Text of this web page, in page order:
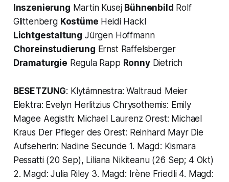
Inszenierung Martin Kusej Bühnenbild Rolf
Glittenberg Kostüme Heidi Hackl
Lichtgestaltung Jürgen Hoffmann
Choreinstudierung Ernst Raffelsberger
Dramaturgie Regula Rapp RonnyDietrich
BESETZUNG: Klytämnestra: Waltraud Meier
Elektra: Evelyn Herlitzius Chrysothemis: Emily
Magee Aegisth: Michael Laurenz Orest: Michael
Kraus Der Pfleger des Orest: Reinhard Mayr Die
Aufseherin: Nadine Secunde 1. Magd: Kismara
Pessatti (20 Sep), Liliana Nikiteanu (26 Sep; 4 Okt)
2. Magd: Julia Riley 3. Magd: Irène Friedli 4. Magd: